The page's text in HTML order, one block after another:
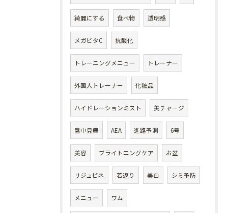
綺麗にする 食べ物 透明感
メガビタC 抗酸化
トレーニングメニュー トレーナー
外国人トレーナー 化粧品
ハイドレーションミスト 美チャージ
暑中見舞 AEA 進路予測 6号
美容 ブライトニングケア お盆
リジュビネ 若返り 美白 シミ予防
メニュー ワム